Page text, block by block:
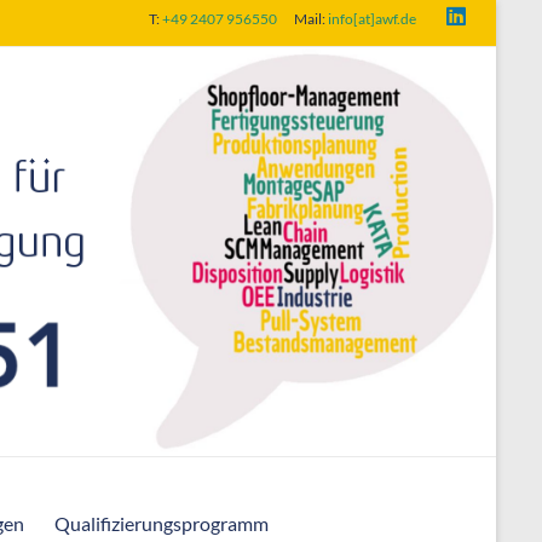
T:+49 2407 956550 Mail:info[at]awf.de
Qualifizierungsprogramm